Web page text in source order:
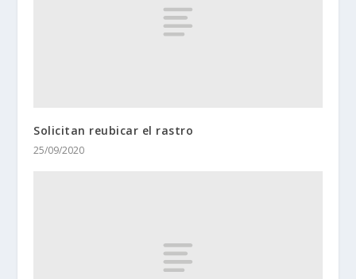
Solicitan reubicar el rastro
25/09/2020